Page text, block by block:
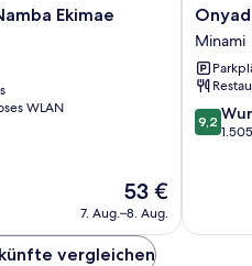
Ekimae
WLAN
Der
Preis
beträgt
53 €
53 €
7. Aug.–8. Aug.
Onyado
Nono
Namba
Natural
Hot
Spring
Minami
Minami
9.2
von
9,2
vergleichen